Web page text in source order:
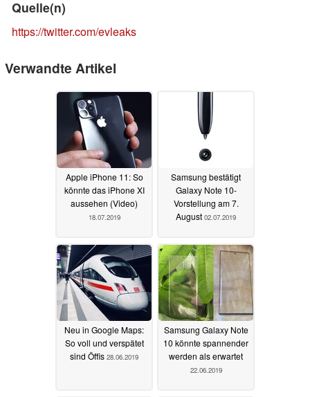
Quelle(n)
https://twitter.com/evleaks
Verwandte Artikel
Apple iPhone 11: So
könnte das iPhone XI
aussehen (Video)
18.07.2019
Samsung bestätigt
Galaxy Note 10-
Vorstellung am 7.
August 02.07.2019
Neu in Google Maps:
So voll und verspätet
sind Öffis 28.06.2019
Samsung Galaxy Note
10 könnte spannender
werden als erwartet
22.06.2019